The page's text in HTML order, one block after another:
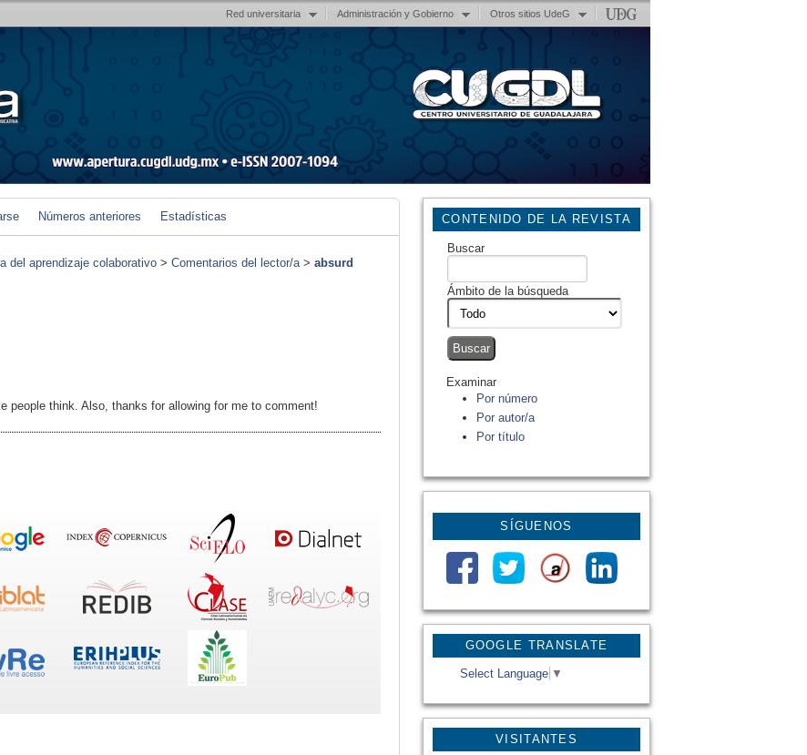
Red universitaria Administración y Gobierno Otros sitios UdeG
GOOGLE TRANSLATE
Select Language ▼
VISITANTES
CONTENIDO DE LA REVISTA
Buscar
Ámbito de la búsqueda
Examinar
Por número
Por autor/a
Por título
SÍGUENOS
Números anteriores Estadísticas
del aprendizaje colaborativo > Comentarios del lector/a> absurd
people think. Also, thanks for allowing for me to comment!